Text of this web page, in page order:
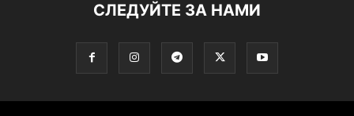
СЛЕДУЙТЕ ЗА НАМИ